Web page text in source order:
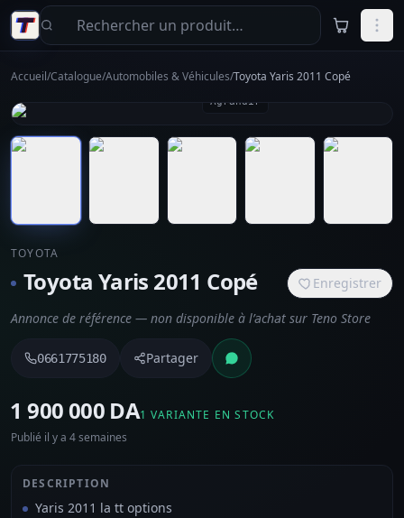
Aller au contenu principal
Accueil/Catalogue/Automobiles & Véhicules/Toyota Yaris 2011 Copé
Agrandir
TOYOTA
Toyota Yaris 2011 Copé Enregistrer
Annonce de référence — non disponible à l’achat sur Teno Store
0661775180 Partager
⁦1 900 000 DA⁩1 VARIANTE EN STOCK
Publié il y a 4 semaines
DESCRIPTION
Yaris 2011 la tt options